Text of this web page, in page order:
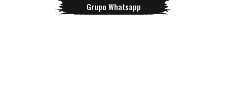
Grupo Whatsapp